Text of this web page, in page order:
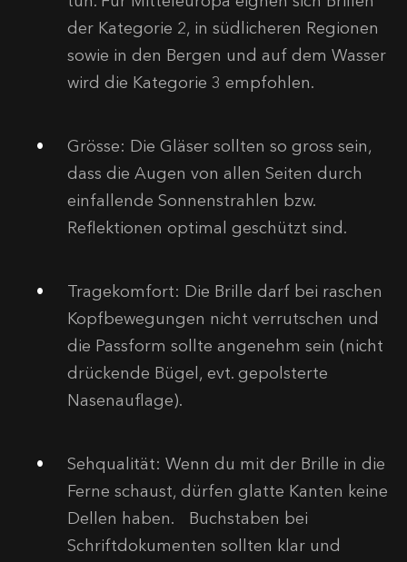
der Kategorie 2, in südlicheren Regionen
sowie in den Bergen und auf dem Wasser
wird die Kategorie 3 empfohlen.
Grösse: Die Gläser sollten so gross sein,
dass die Augen von allen Seiten durch
einfallende Sonnenstrahlen bzw.
Reflektionen optimal geschützt sind.
Tragekomfort: Die Brille darf bei raschen
Kopfbewegungen nicht verrutschen und
die Passform sollte angenehm sein (nicht
drückende Bügel, evt. gepolsterte
Nasenauflage).
Sehqualität: Wenn du mit der Brille in die
Ferne schaust, dürfen glatte Kanten keine
Dellen haben. Buchstaben bei
Schriftdokumenten sollten klar und